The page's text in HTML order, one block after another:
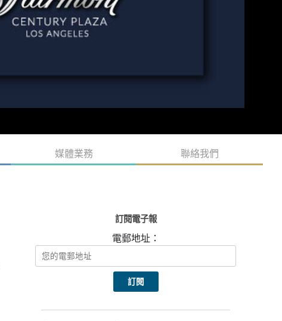
媒體業務 聯絡我們
訂閱電子報
電郵地址：